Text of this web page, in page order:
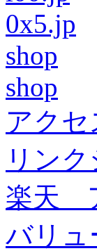
0x5.jp
shop
shop
アク
リン
楽天
バリ